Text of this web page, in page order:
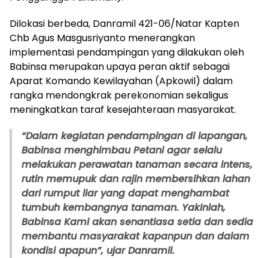
Dilokasi berbeda, Danramil 421-06/Natar Kapten
Chb Agus Masgusriyanto menerangkan
implementasi pendampingan yang dilakukan oleh
Babinsa merupakan upaya peran aktif sebagai
Aparat Komando Kewilayahan (Apkowil) dalam
rangka mendongkrak perekonomian sekaligus
meningkatkan taraf kesejahteraan masyarakat.
“Dalam kegiatan pendampingan di lapangan,
Babinsa menghimbau Petani agar selalu
melakukan perawatan tanaman secara intens,
rutin memupuk dan rajin membersihkan lahan
dari rumput liar yang dapat menghambat
tumbuh kembangnya tanaman. Yakinlah,
Babinsa Kami akan senantiasa setia dan sedia
membantu masyarakat kapanpun dan dalam
kondisi apapun”, ujar Danramil.